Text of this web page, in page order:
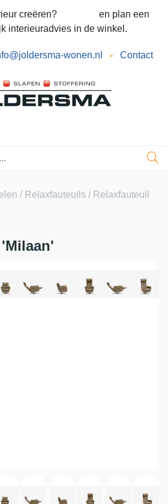
creëren?
en plan een
interieuradvies in de winkel.
wonen.nl - Contact
/ Relaxfauteuils / Relaxfauteuil